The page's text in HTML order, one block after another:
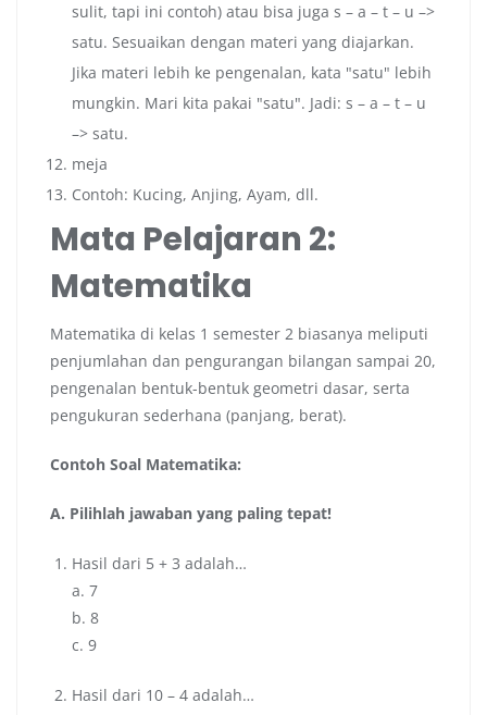
sulit, tapi ini contoh) atau bisa juga s – a – t – u –>
satu. Sesuaikan dengan materi yang diajarkan.
Jika materi lebih ke pengenalan, kata "satu" lebih
mungkin. Mari kita pakai "satu". Jadi: s – a – t – u
–> satu.
meja
Contoh: Kucing, Anjing, Ayam, dll.
Mata Pelajaran 2:
Matematika
Matematika di kelas 1 semester 2 biasanya meliputi
penjumlahan dan pengurangan bilangan sampai 20,
pengenalan bentuk-bentuk geometri dasar, serta
pengukuran sederhana (panjang, berat).
Contoh Soal Matematika:
A. Pilihlah jawaban yang paling tepat!
Hasil dari 5 + 3 adalah…
a. 7
b. 8
c. 9
Hasil dari 10 – 4 adalah…